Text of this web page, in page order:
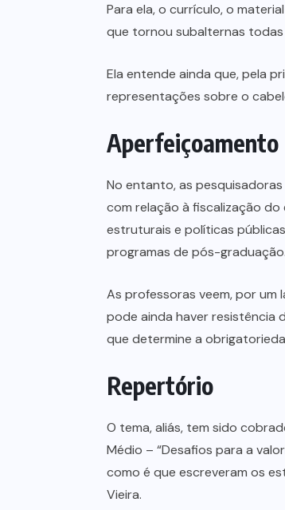
Para ela, o currículo, o
que tornou subalternas
Ela entende ainda que, pela
representações sobre o
Aperfeiçoamento
No entanto, as
com relação à fiscalização do
estruturais e políticas
programas de pós-graduação.
As professoras veem, por
pode ainda haver resistência
que determine a
Repertório
O tema, aliás, tem sido
Médio – “Desafios para a
como é que escreveram os
Vieira.